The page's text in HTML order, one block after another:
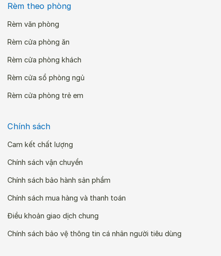
Rèm theo phòng
Rèm văn phòng
Rèm cửa phòng ăn
Rèm cửa phòng khách
Rèm cửa sổ phòng ngủ
Rèm cửa phòng trẻ em
Chính sách
Cam kết chất lượng
Chính sách vận chuyển
Chính sách bảo hành sản phẩm
Chính sách mua hàng và thanh toán
Điều khoản giao dịch chung
Chính sách bảo vệ thông tin cá nhân người tiêu dùng